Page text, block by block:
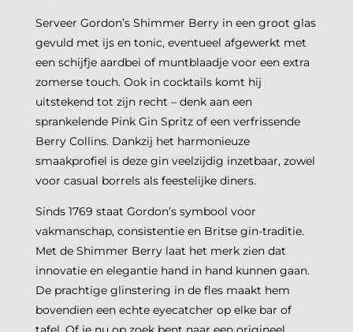
Serveer Gordon’s Shimmer Berry in een groot glas
gevuld met ijs en tonic, eventueel afgewerkt met
een schijfje aardbei of muntblaadje voor een extra
zomerse touch. Ook in cocktails komt hij
uitstekend tot zijn recht – denk aan een
sprankelende Pink Gin Spritz of een verfrissende
Berry Collins. Dankzij het harmonieuze
smaakprofiel is deze gin veelzijdig inzetbaar, zowel
voor casual borrels als feestelijke diners.
Sinds 1769 staat Gordon’s symbool voor
vakmanschap, consistentie en Britse gin-traditie.
Met de Shimmer Berry laat het merk zien dat
innovatie en elegantie hand in hand kunnen gaan.
De prachtige glinstering in de fles maakt hem
bovendien een echte eyecatcher op elke bar of